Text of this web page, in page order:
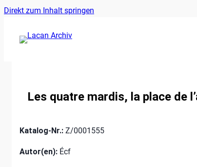
Direkt zum Inhalt springen
Les quatre mardis, la place de
Katalog-Nr.: Z/0001555
Autor(en): Écf